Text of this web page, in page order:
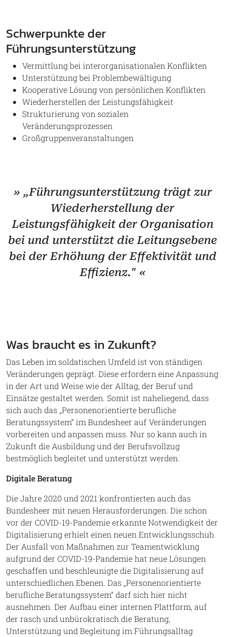
Schwerpunkte der
Führungsunterstützung
Vermittlung bei interorganisationalen Konflikten
Unterstützung bei Problembewältigung
Kooperative Lösung von persönlichen Konflikten
Wiederherstellen der Leistungsfähigkeit
Strukturierung von sozialen
Veränderungsprozessen
Großgruppenveranstaltungen
» „Führungsunterstützung trägt zur
Wiederherstellung der
Leistungsfähigkeit der Organisation
bei und unterstützt die Leitungsebene
bei der Erhöhung der Effektivität und
Effizienz." «
Was braucht es in Zukunft?
Das Leben im soldatischen Umfeld ist von ständigen
Veränderungen geprägt. Diese erfordern eine Anpassung
in der Art und Weise wie der Alltag, der Beruf und
Einsätze gestaltet werden. Somit ist naheliegend, dass
sich auch das „Personenorientierte berufliche
Beratungssystem“ im Bundesheer auf Veränderungen
vorbereiten und anpassen muss. Nur so kann auch in
Zukunft die Ausbildung und der Berufsvollzug
bestmöglich begleitet und unterstützt werden.
Digitale Beratung
Die Jahre 2020 und 2021 konfrontierten auch das
Bundesheer mit neuen Herausforderungen. Die schon
vor der COVID-19-Pandemie erkannte Notwendigkeit der
Digitalisierung erhielt einen neuen Entwicklungsschub.
Der Ausfall von Maßnahmen zur Teamentwicklung
aufgrund der COVID-19-Pandemie hat neue Lösungen
geschaffen und beschleunigte die Digitalisierung auf
unterschiedlichen Ebenen. Das „Personenorientierte
berufliche Beratungssystem“ darf sich hier nicht
ausnehmen. Der Aufbau einer internen Plattform, auf
der rasch und unbürokratisch die Beratung,
Unterstützung und Begleitung im Führungsalltag